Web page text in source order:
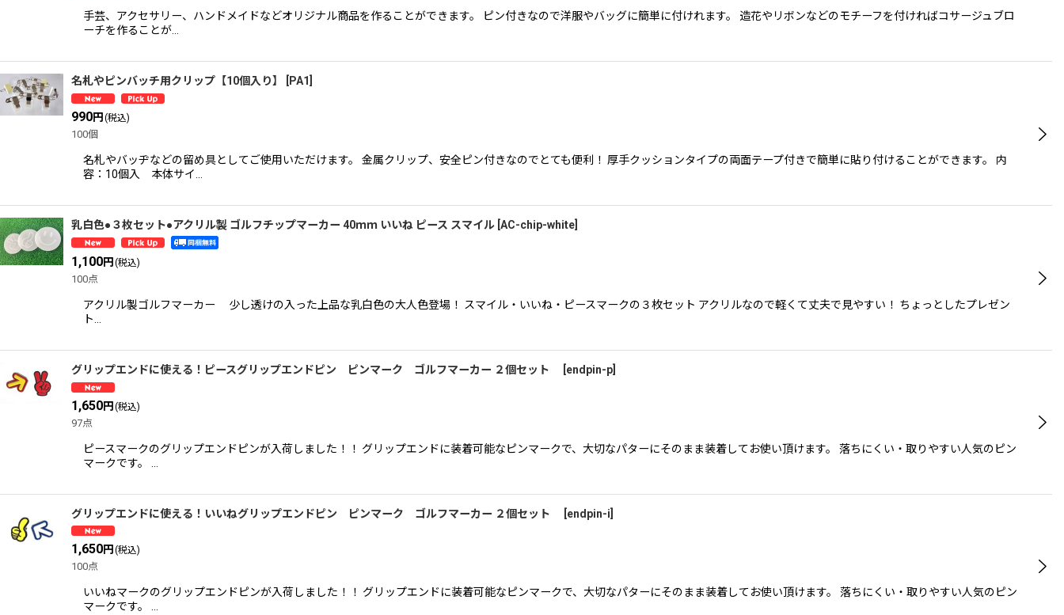
手芸、アクセサリー、ハンドメイドなどオリジナル商品を作ることができます。 ピン付きなので洋服やバッグに簡単に付けれます。 造花やリボンなどのモチーフを付ければコサージュブロ
ーチを作ることが…
名札やピンバッチ用クリップ【10個入り】 PA1
990円 (税込)
100個
名札やバッヂなどの留め具としてご使用いただけます。 金属クリップ、安全ピン付きなのでとても便利！ 厚手クッションタイプの両面テープ付きで簡単に貼り付けることができます。 内
容：10個入 本体サイ…
乳白色●３枚セット●アクリル製 ゴルフチップマーカー 40ｍｍ いいね ピース スマイル AC-chip-white
1,100円 (税込)
100点
アクリル製ゴルフマーカー 少し透けの入った上品な乳白色の大人色登場！ スマイル・いいね・ピースマークの３枚セット アクリルなので軽くて丈夫で見やすい！ ちょっとしたプレゼン
ト…
グリップエンドに使える！ピースグリップエンドピン ピンマーク ゴルフマーカー ２個セット endpin-p
1,650円 (税込)
97点
ピースマークのグリップエンドピンが入荷しました！！ グリップエンドに装着可能なピンマークで、大切なパターにそのまま装着してお使い頂けます。 落ちにくい・取りやすい人気のピン
マークです。 …
グリップエンドに使える！いいねグリップエンドピン ピンマーク ゴルフマーカー ２個セット endpin-i
1,650円 (税込)
100点
いいねマークのグリップエンドピンが入荷しました！！ グリップエンドに装着可能なピンマークで、大切なパターにそのまま装着してお使い頂けます。 落ちにくい・取りやすい人気のピン
マークです。 …